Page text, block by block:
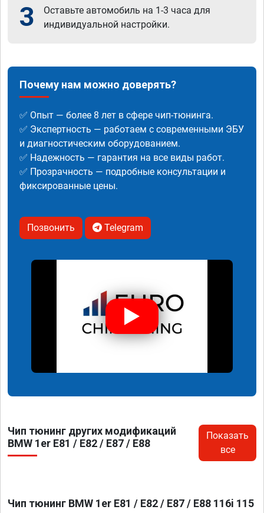
3
Оставьте автомобиль на 1-3 часа для
индивидуальной настройки.
Почему нам можно доверять?
✅ Опыт — более 8 лет в сфере чип-тюнинга.
✅ Экспертность — работаем с современными ЭБУ
и диагностическим оборудованием.
✅ Надежность — гарантия на все виды работ.
✅ Прозрачность — подробные консультации и
фиксированные цены.
Позвонить Telegram
Чип тюнинг других модификаций
BMW 1er E81 / E82 / E87 / E88
Показать
все
Чип тюнинг BMW 1er E81 / E82 / E87 / E88 116i 115